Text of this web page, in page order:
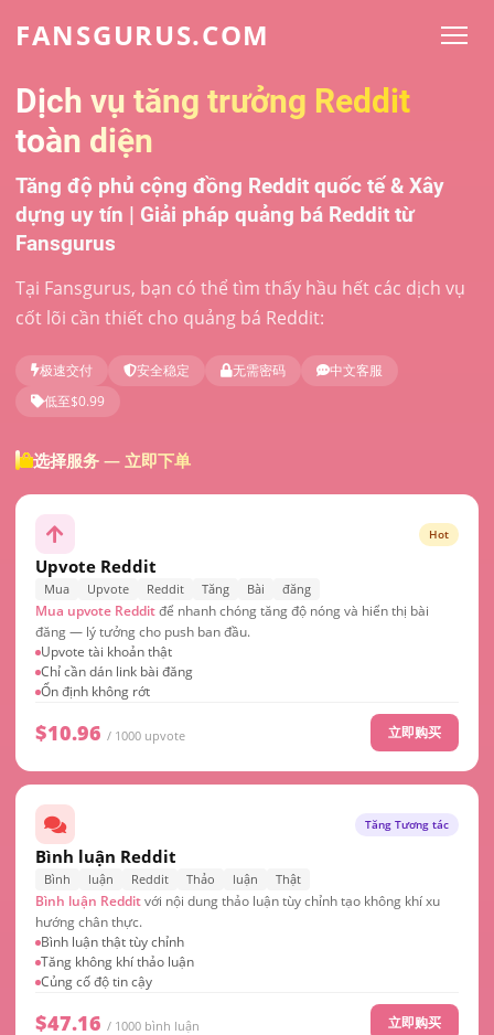
FANSGURUS.COM
Dịch vụ tăng trưởng Reddit
toàn diện
Tăng độ phủ cộng đồng Reddit quốc tế & Xây
dựng uy tín | Giải pháp quảng bá Reddit từ
Fansgurus
Tại Fansgurus, bạn có thể tìm thấy hầu hết các dịch vụ
cốt lõi cần thiết cho quảng bá Reddit:
极速交付 安全稳定 无需密码
中文客服
低至$0.99
选择服务 — 立即下单
Hot
Upvote Reddit
Mua Upvote Reddit Tăng Bài đăng
Mua upvote Redditđể nhanh chóng tăng độ nóng và hiển thị bài
đăng — lý tưởng cho push ban đầu.
Upvote tài khoản thật
Chỉ cần dán link bài đăng
Ổn định không rớt
$10.96 / 1000 upvote 立即购买
Tăng Tương tác
Bình luận Reddit
Bình luận Reddit Thảo luận Thật
Bình luận Redditvới nội dung thảo luận tùy chỉnh tạo không khí xu
hướng chân thực.
Bình luận thật tùy chỉnh
Tăng không khí thảo luận
Củng cố độ tin cậy
$47.16 / 1000 bình luận 立即购买